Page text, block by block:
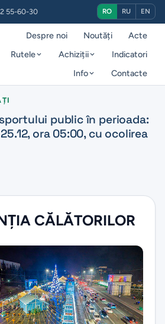
55-60-30 RO RU EN
Despre noi Noutăți
Acte
Rutele
Achiziții
Indicatori
Info
Contacte
public în perioada:
25.12, ora 05:00, cu ocolirea
CĂLĂTORILOR